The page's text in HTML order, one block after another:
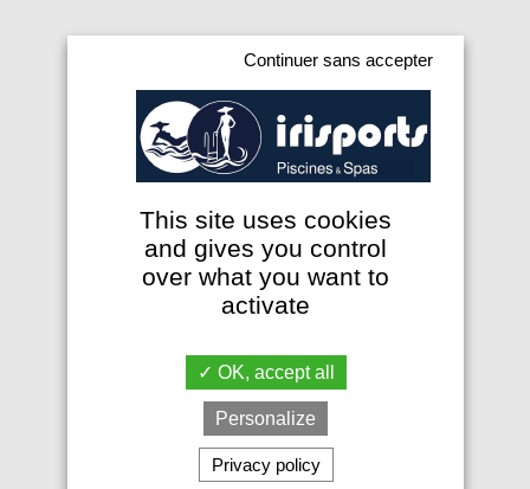
Continuer sans accepter
This site uses cookies
and gives you control
over what you want to
activate
OK, accept all
Personalize
Privacy policy